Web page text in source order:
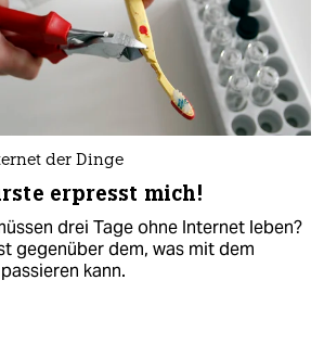
der Dinge
erpresst mich!
drei Tage ohne Internet leben?
gegenüber dem, was mit dem
kann.